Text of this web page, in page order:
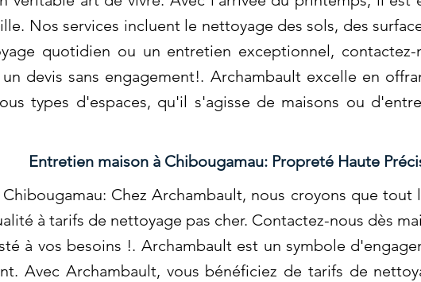
Nos services incluent le nettoyage des sols, des
quotidien ou un entretien exceptionnel,
devis sans engagement!. Archambault excelle en
types d'espaces, qu'il s'agisse de maisons ou
Entretien maison à Chibougamau: Propreté Haute
Chez Archambault, nous croyons que
à tarifs de nettoyage pas cher. Contactez-nous dès
à vos besoins !. Archambault est un symbole
Avec Archambault, vous bénéficiez de tarifs de